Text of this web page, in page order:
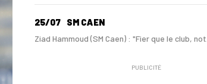
25/07 SM CAEN
Ziad Hammoud (SM Caen) : "Fier que le club, not...
SM CAEN - MERCATO
PUBLICITÉ